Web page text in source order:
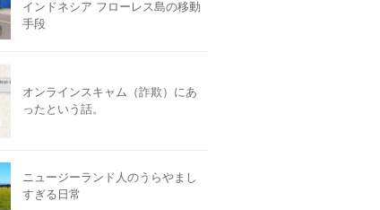
インドネシア フローレス島の移動
手段
オンラインスキャム（詐欺）にあ
ったという話。
ニュージーランド人のうらやまし
すぎる日常